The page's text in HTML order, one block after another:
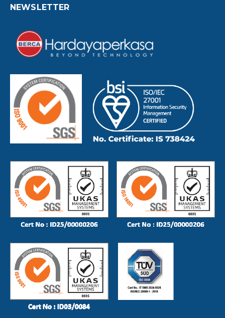
NEWSLETTER